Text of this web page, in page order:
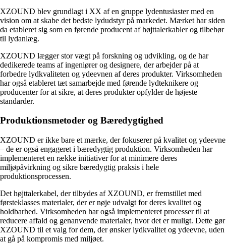
XZOUND blev grundlagt i XX af en gruppe lydentusiaster med en
vision om at skabe det bedste lydudstyr på markedet. Mærket har siden
da etableret sig som en førende producent af højttalerkabler og tilbehør
til lydanlæg.
XZOUND lægger stor vægt på forskning og udvikling, og de har
dedikerede teams af ingeniører og designere, der arbejder på at
forbedre lydkvaliteten og ydeevnen af ​​deres produkter. Virksomheden
har også etableret tæt samarbejde med førende lydteknikere og
producenter for at sikre, at deres produkter opfylder de højeste
standarder.
Produktionsmetoder og Bæredygtighed
XZOUND er ikke bare et mærke, der fokuserer på kvalitet og ydeevne
– de er også engageret i bæredygtig produktion. Virksomheden har
implementeret en række initiativer for at minimere deres
miljøpåvirkning og sikre bæredygtig praksis i hele
produktionsprocessen.
Det højttalerkabel, der tilbydes af XZOUND, er fremstillet med
førsteklasses materialer, der er nøje udvalgt for deres kvalitet og
holdbarhed. Virksomheden har også implementeret processer til at
reducere affald og genanvende materialer, hvor det er muligt. Dette gør
XZOUND til et valg for dem, der ønsker lydkvalitet og ydeevne, uden
at gå på kompromis med miljøet.